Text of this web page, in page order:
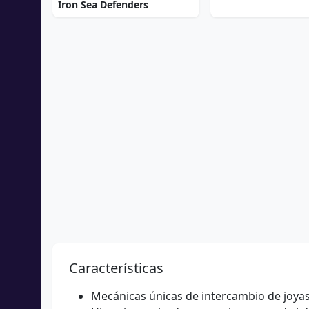
Iron Sea Defenders
Características
Mecánicas únicas de intercambio de